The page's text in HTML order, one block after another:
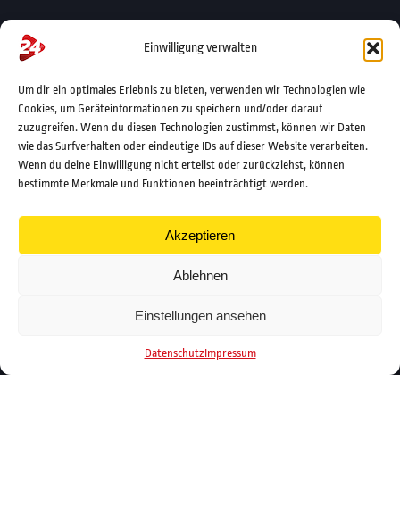
Einwilligung verwalten
Um dir ein optimales Erlebnis zu bieten, verwenden wir Technologien wie
Cookies, um Geräteinformationen zu speichern und/oder darauf
zuzugreifen. Wenn du diesen Technologien zustimmst, können wir Daten
wie das Surfverhalten oder eindeutige IDs auf dieser Website verarbeiten.
Wenn du deine Einwilligung nicht erteilst oder zurückziehst, können
bestimmte Merkmale und Funktionen beeinträchtigt werden.
Akzeptieren
Ablehnen
Einstellungen ansehen
DatenschutzImpressum
Display-Werbung
PR & Advertorial
Newsletter-Marketing
Online Marketing
Webdesign & SEO
Film & Video